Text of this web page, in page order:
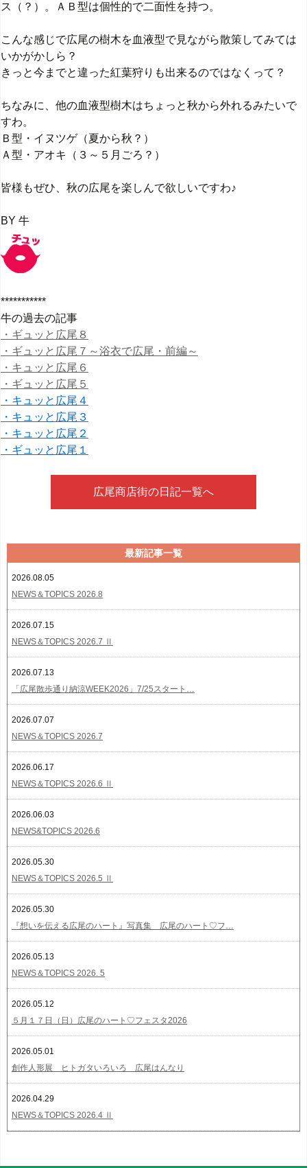
ス（？）。ＡＢ型は個性的で二面性を持つ。
こんな感じで広尾の樹木を血液型で見ながら散策してみては
いかがかしら？
きっと今までと違った紅葉狩りも出来るのではなくって？
ちなみに、他の血液型樹木はちょっと秋から外れるみたいで
すわ。
Ｂ型・イヌツゲ（夏から秋？）
Ａ型・アオキ（３～５月ごろ？）
皆様もぜひ、秋の広尾を楽しんで欲しいですわ♪
BY 牛
***********
牛の過去の記事
・ギュッと広尾８
・ギュッと広尾７～浴衣で広尾・前編～
・キュッと広尾６
・ギュッと広尾５
・キュッと広尾４
・キュッと広尾３
・キュッと広尾２
・ギュッと広尾１
広尾商店街の日記一覧へ
最新記事一覧
2026.08.05
NEWS＆TOPICS 2026.8
2026.07.15
NEWS＆TOPICS 2026.7 Ⅱ
2026.07.13
「広尾散歩通り納涼WEEK2026」7/25スタート…
2026.07.07
NEWS＆TOPICS 2026.7
2026.06.17
NEWS＆TOPICS 2026.6 Ⅱ
2026.06.03
NEWS&TOPICS 2026.6
2026.05.30
NEWS＆TOPICS 2026.5 Ⅱ
2026.05.30
『想いを伝える広尾のハート』写真集 広尾のハート♡フ…
2026.05.13
NEWS＆TOPICS 2026. 5
2026.05.12
５月１７日（日）広尾のハート♡フェスタ2026
2026.05.01
創作人形展 ヒトガタいろいろ 広尾はんなり
2026.04.29
NEWS＆TOPICS 2026.4 Ⅱ